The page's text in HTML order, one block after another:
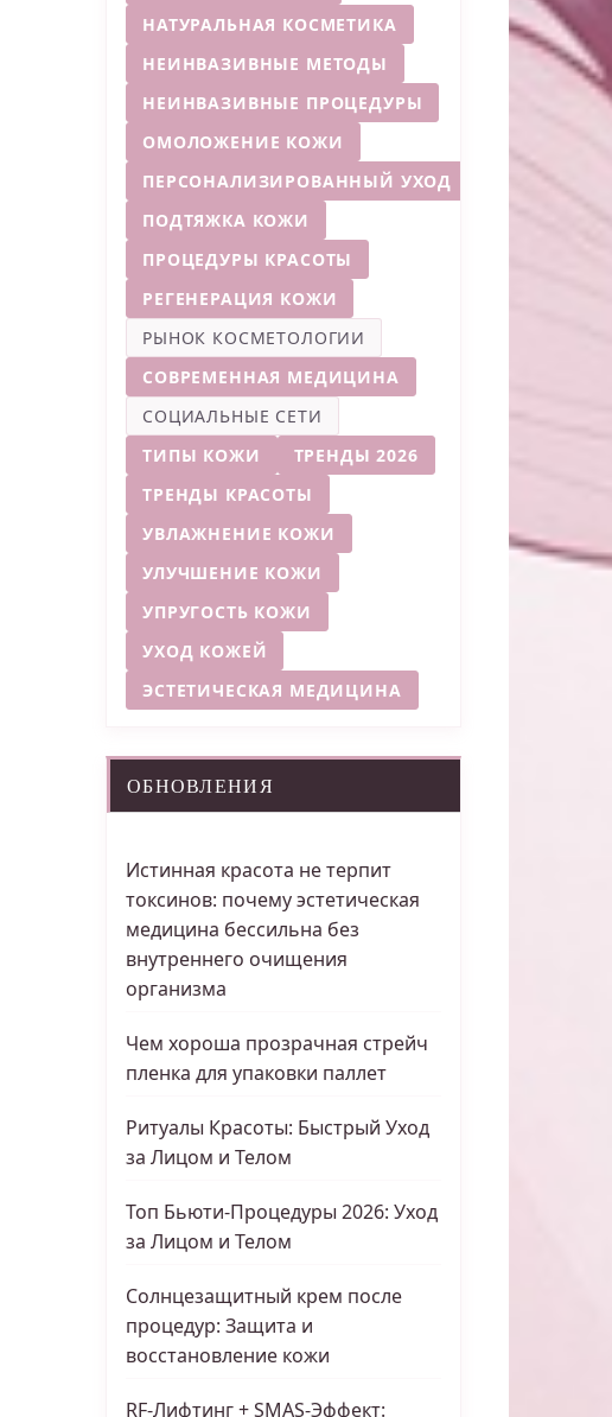
НАТУРАЛЬНАЯ КОСМЕТИКА
НЕИНВАЗИВНЫЕ МЕТОДЫ
НЕИНВАЗИВНЫЕ ПРОЦЕДУРЫ
ОМОЛОЖЕНИЕ КОЖИ
ПЕРСОНАЛИЗИРОВАННЫЙ УХОД
ПОДТЯЖКА КОЖИ
ПРОЦЕДУРЫ КРАСОТЫ
РЕГЕНЕРАЦИЯ КОЖИ
РЫНОК КОСМЕТОЛОГИИ
СОВРЕМЕННАЯ МЕДИЦИНА
СОЦИАЛЬНЫЕ СЕТИ
ТИПЫ КОЖИ
ТРЕНДЫ 2026
ТРЕНДЫ КРАСОТЫ
УВЛАЖНЕНИЕ КОЖИ
УЛУЧШЕНИЕ КОЖИ
УПРУГОСТЬ КОЖИ
УХОД КОЖЕЙ
ЭСТЕТИЧЕСКАЯ МЕДИЦИНА
ОБНОВЛЕНИЯ
Истинная красота не терпит
токсинов: почему эстетическая
медицина бессильна без
внутреннего очищения
организма
Чем хороша прозрачная стрейч
пленка для упаковки паллет
Ритуалы Красоты: Быстрый Уход
за Лицом и Телом
Топ Бьюти-Процедуры 2026: Уход
за Лицом и Телом
Солнцезащитный крем после
процедур: Защита и
восстановление кожи
RF-Лифтинг + SMAS-Эффект: